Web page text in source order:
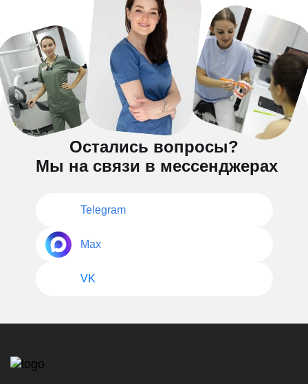
Остались вопросы?
Мы на связи в мессенджерах
Telegram
Max
VK